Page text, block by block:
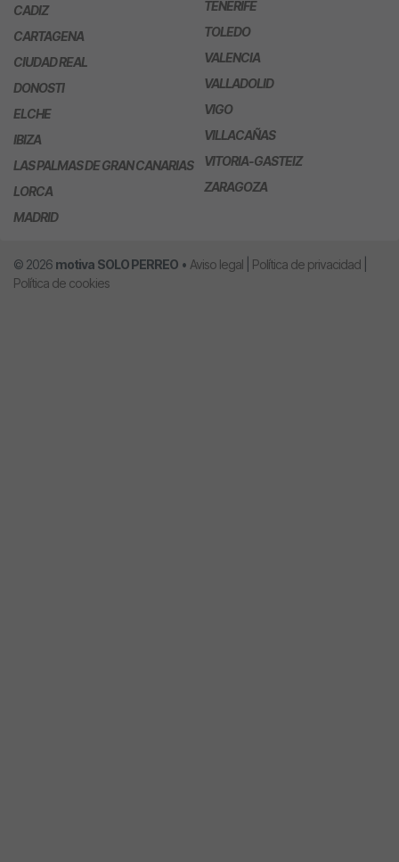
CADIZ
CARTAGENA
CIUDAD REAL
DONOSTI
ELCHE
IBIZA
LAS PALMAS DE GRAN CANARIAS
LORCA
MADRID
TENERIFE
TOLEDO
VALENCIA
VALLADOLID
VIGO
VILLACAÑAS
VITORIA-GASTEIZ
ZARAGOZA
© 2026 motiva SOLO PERREO • Aviso legal Política de privacidad
Política de cookies